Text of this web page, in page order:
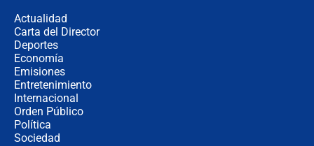
Actualidad
Carta del Director
Deportes
Economía
Emisiones
Entretenimiento
Internacional
Orden Público
Política
Sociedad